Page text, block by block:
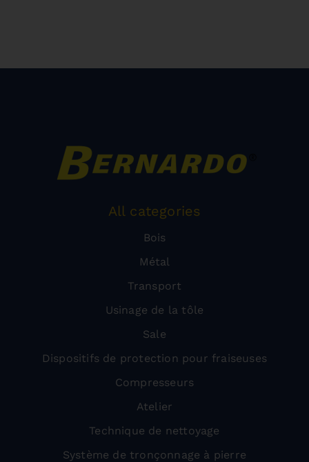
All categories
Bois
Métal
Transport
Usinage de la tôle
Sale
Dispositifs de protection pour fraiseuses
Compresseurs
Atelier
Technique de nettoyage
Système de tronçonnage à pierre